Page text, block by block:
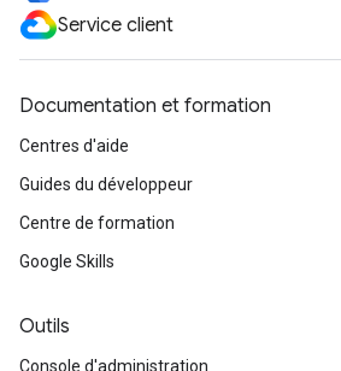
Service client
Documentation et formation
Centres d'aide
Guides du développeur
Centre de formation
Google Skills
Outils
Console d'administration